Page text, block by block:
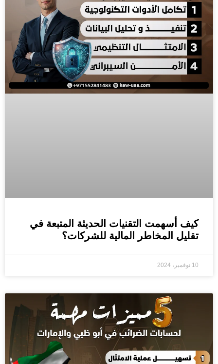
كيف أسهمت التقنيات الحديثة المتبعة في
تقليل المخاطر المالية للشركات؟
10 نوفمبر، 2024